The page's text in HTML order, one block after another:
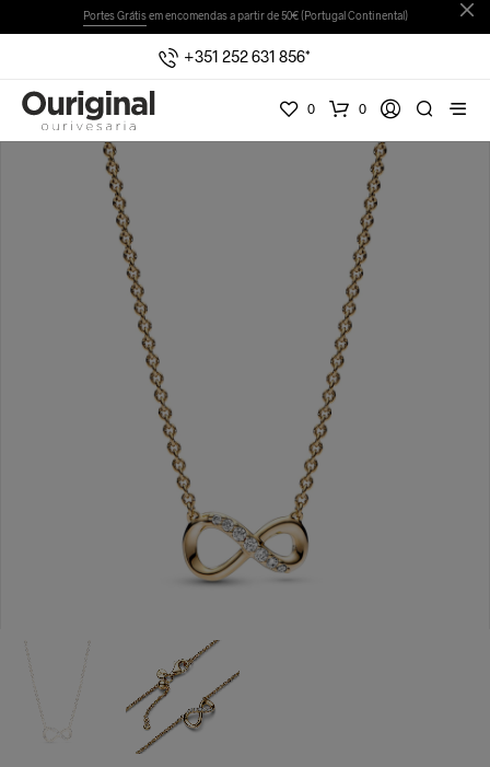
Portes Grátisem encomendas a partir de 50€ (Portugal Continental)
+351 252 631 856*
0 0